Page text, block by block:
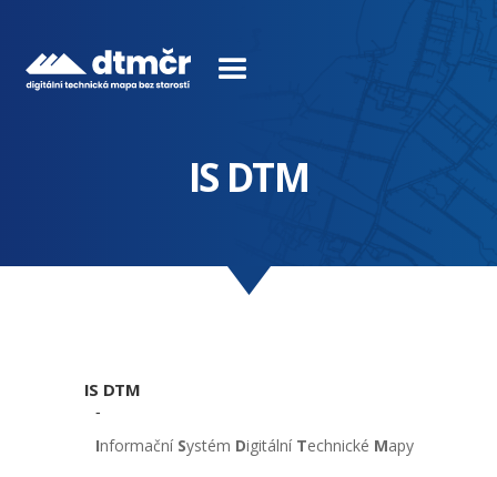
IS DTM
IS DTM
-
Informační Systém Digitální Technické Mapy